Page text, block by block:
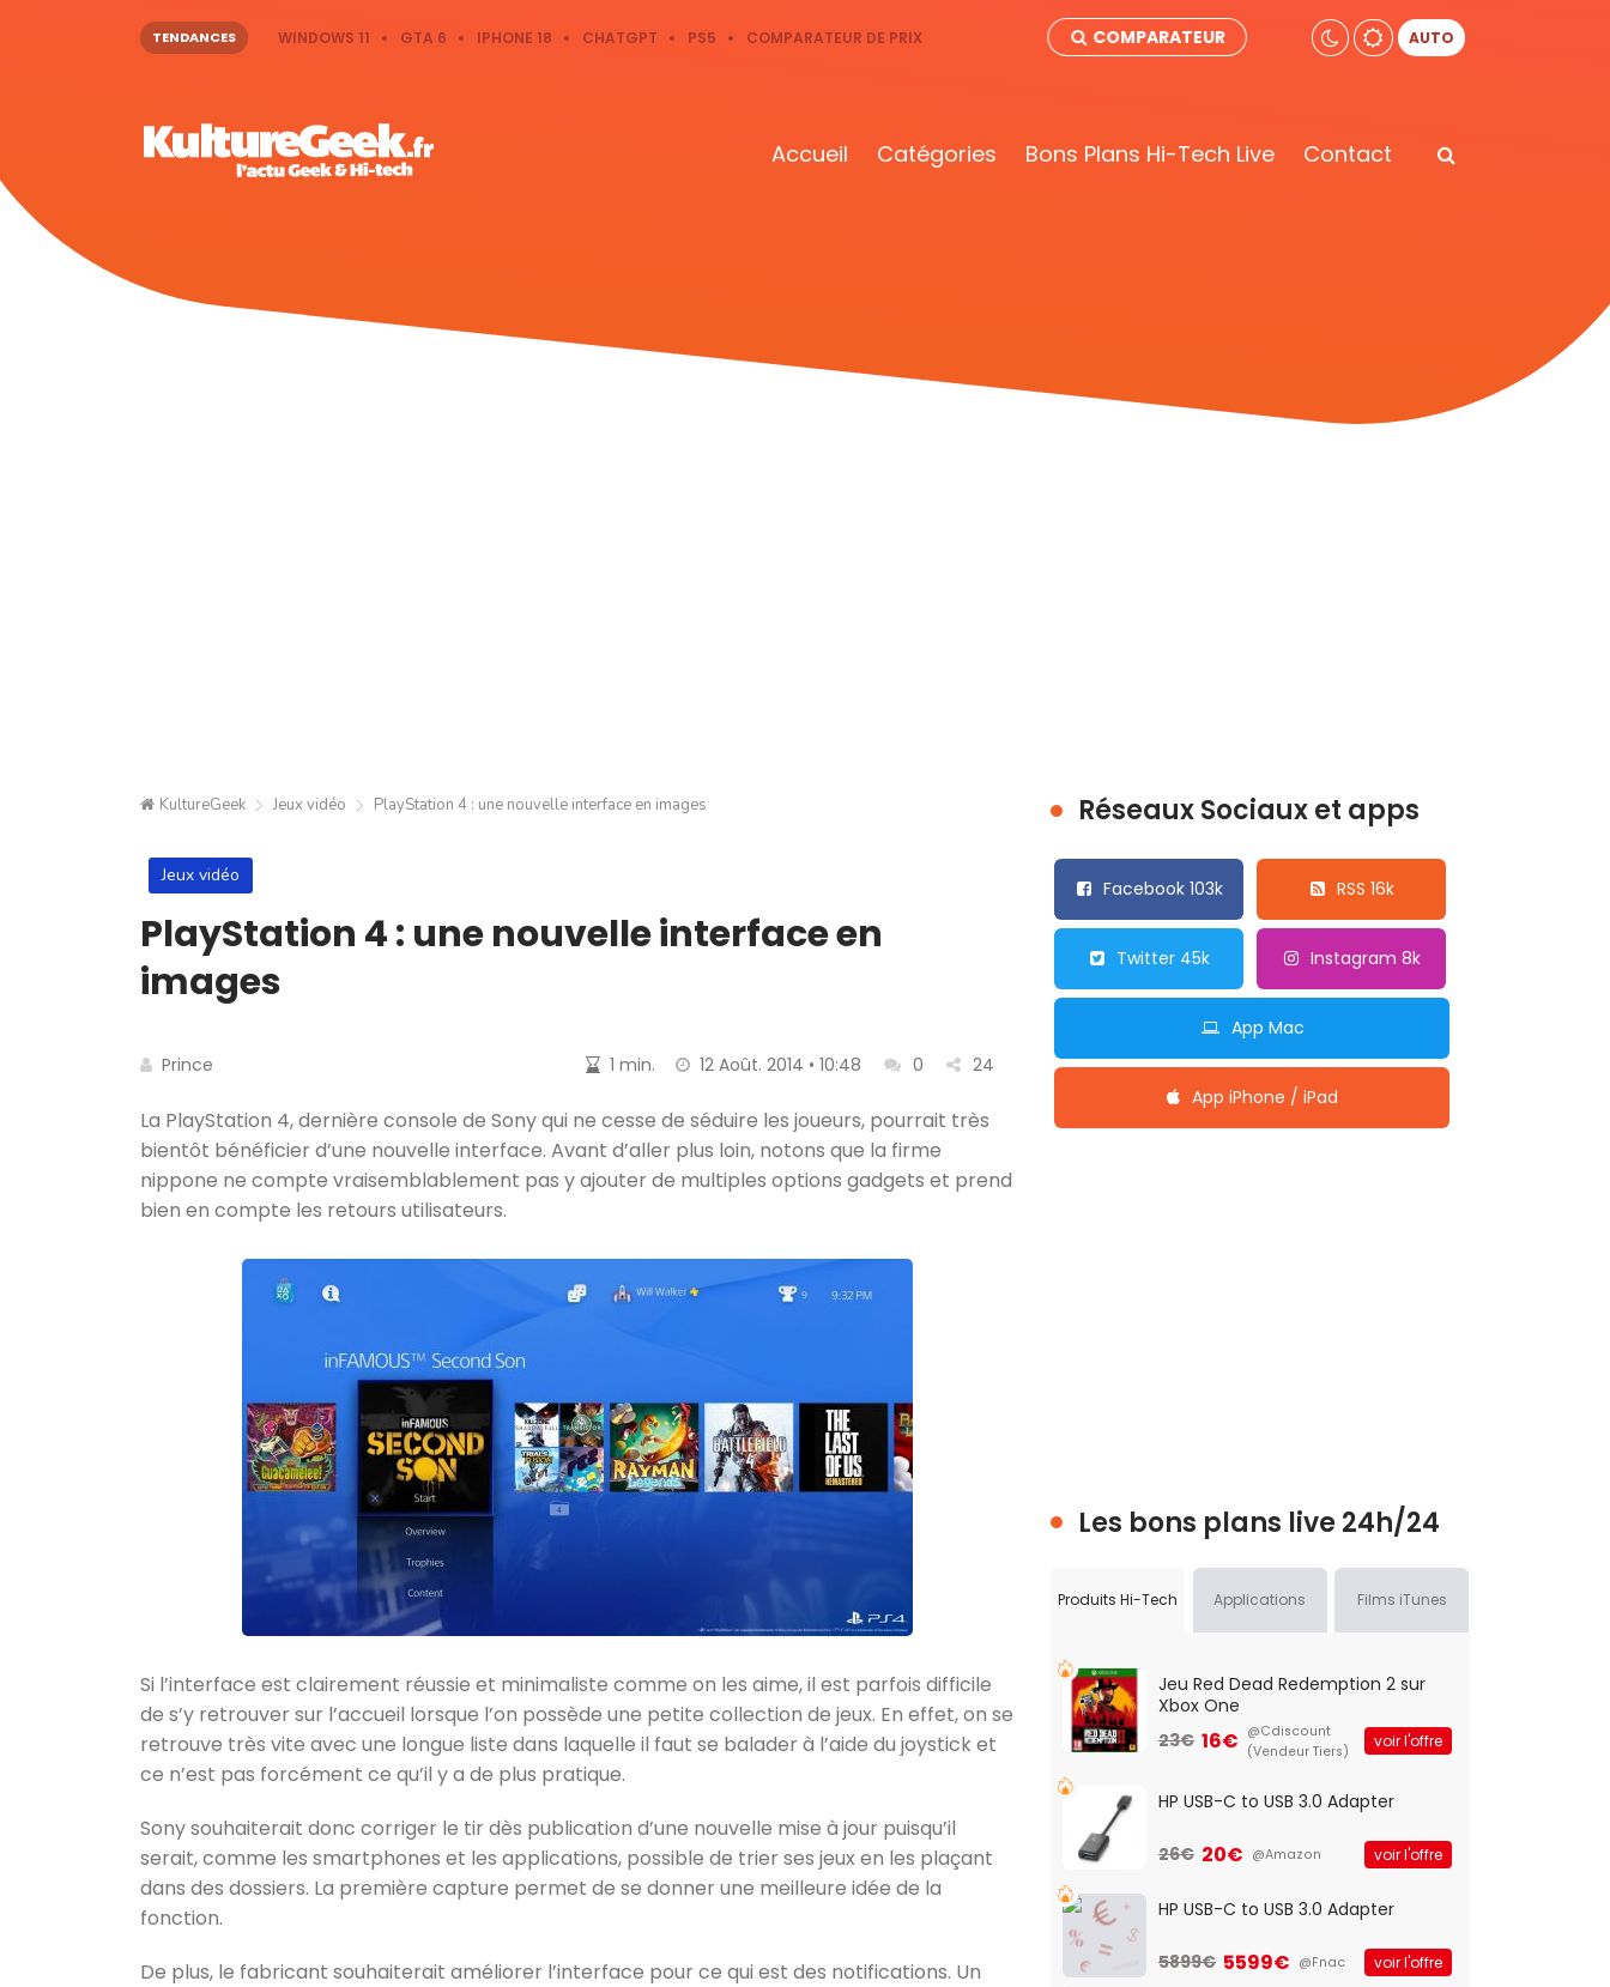
TENDANCES WINDOWS 11 GTA 6 IPHONE 18 CHATGPT PS5 COMPARATEUR DE PRIX COMPARATEUR AUTO
Accueil Catégories Bons Plans Hi-Tech Live Contact
KultureGeek Jeux vidéo PlayStation 4 : une nouvelle interface en images
Jeux vidéo
PlayStation 4 : une nouvelle interface en
images
Prince 1 min. 12 Août. 2014 • 10:48 0 24
La PlayStation 4, dernière console de Sony qui ne cesse de séduire les joueurs, pourrait très
bientôt bénéficier d’une nouvelle interface. Avant d’aller plus loin, notons que la firme
nippone ne compte vraisemblablement pas y ajouter de multiples options gadgets et prend
bien en compte les retours utilisateurs.
Si l’interface est clairement réussie et minimaliste comme on les aime, il est parfois difficile
de s’y retrouver sur l’accueil lorsque l’on possède une petite collection de jeux. En effet, on se
retrouve très vite avec une longue liste dans laquelle il faut se balader à l’aide du joystick et
ce n’est pas forcément ce qu’il y a de plus pratique.
Sony souhaiterait donc corriger le tir dès publication d’une nouvelle mise à jour puisqu’il
serait, comme les smartphones et les applications, possible de trier ses jeux en les plaçant
dans des dossiers. La première capture permet de se donner une meilleure idée de la
fonction.
De plus, le fabricant souhaiterait améliorer l’interface pour ce qui est des notifications. Un
Réseaux Sociaux et apps
Facebook 103k RSS 16k
Twitter 45k Instagram 8k
App Mac
App iPhone / iPad
Les bons plans live 24h/24
Produits Hi-Tech Applications Films iTunes
Jeu Red Dead Redemption 2 sur
Xbox One
23€ 16€ @Cdiscount
(Vendeur Tiers)
voir l'offre
HP USB-C to USB 3.0 Adapter
26€ 20€ @Amazon voir l'offre
HP USB-C to USB 3.0 Adapter
5899€ 5599€ @Fnac voir l'offre